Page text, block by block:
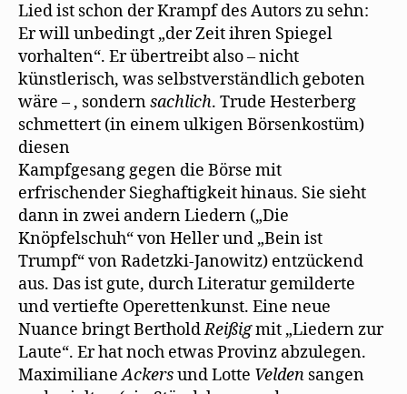
Lied ist schon der Krampf des Autors zu sehn:
Er will unbedingt „der Zeit ihren Spiegel
vorhalten“. Er übertreibt also – nicht
künstlerisch, was selbstverständlich geboten
wäre – , sondernsachlich. Trude Hesterberg
schmettert (in einem ulkigen Börsenkostüm)
diesen
Kampfgesang gegen die Börse mit
erfrischender Sieghaftigkeit hinaus. Sie sieht
dann in zwei andern Liedern („Die
Knöpfelschuh“ von Heller und „Bein ist
Trumpf“ von Radetzki-Janowitz) entzückend
aus. Das ist gute, durch Literatur gemilderte
und vertiefte Operettenkunst. Eine neue
Nuance bringt BertholdReißigmit „Liedern zur
Laute“. Er hat noch etwas Provinz abzulegen.
MaximilianeAckersund Lotte Velden sangen